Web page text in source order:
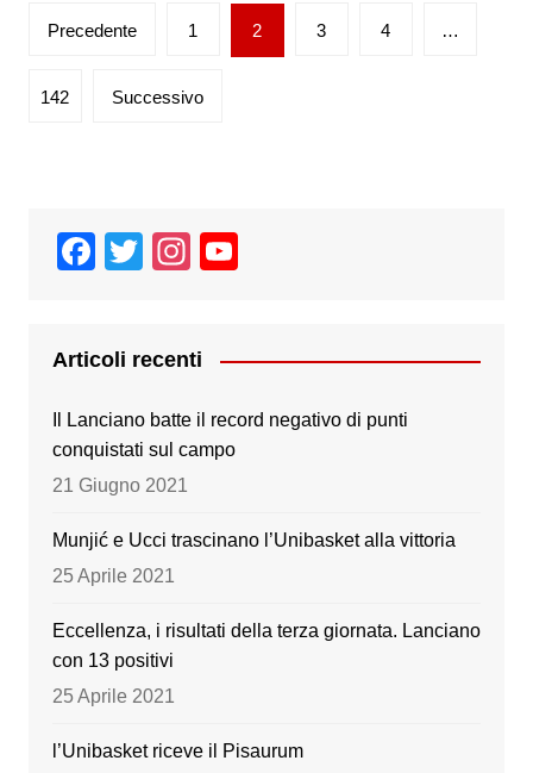
Paginazione
articoli
Precedente 1 2 3 4 …
142 Successivo
F
e
b
o
o
T
er
In
gr
a
m
T
u
Articoli recenti
Il Lanciano batte il record negativo di punti
conquistati sul campo
21 Giugno 2021
Munjić e Ucci trascinano l’Unibasket alla vittoria
25 Aprile 2021
Eccellenza, i risultati della terza giornata. Lanciano
con 13 positivi
25 Aprile 2021
l’Unibasket riceve il Pisaurum